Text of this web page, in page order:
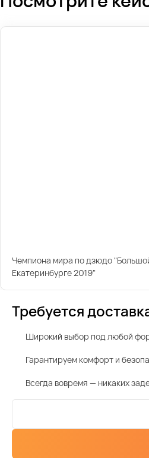
Чемпиона мира по дзюдо
Екатеринбурге 2019"
Требуется
Широкий выбор под любой
Гарантируем комфорт и
Всегда вовремя — никаких